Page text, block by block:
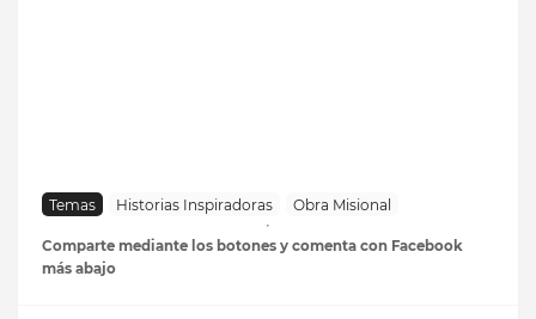
Temas Historias Inspiradoras Obra Misional
Comparte mediante los botones y comenta con Facebook
más abajo